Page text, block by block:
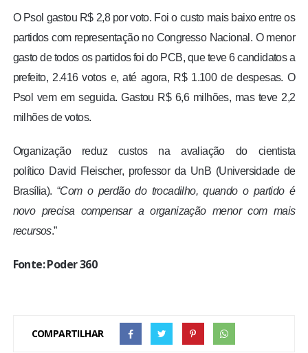
O Psol gastou R$ 2,8 por voto. Foi o custo mais baixo entre os
partidos com representação no Congresso Nacional. O menor
gasto de todos os partidos foi do PCB, que teve 6 candidatos a
prefeito, 2.416 votos e, até agora, R$ 1.100 de despesas. O
Psol vem em seguida. Gastou R$ 6,6 milhões, mas teve 2,2
milhões de votos.
Organização reduz custos na avaliação do cientista
político David Fleischer, professor da UnB (Universidade de
Brasília). “Com o perdão do trocadilho, quando o partido é
novo precisa compensar a organização menor com mais
recursos.”
Fonte: Poder 360
COMPARTILHAR